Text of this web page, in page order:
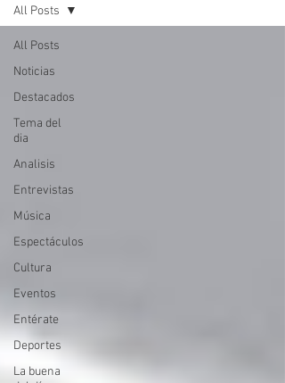
All Posts
Noticias
Destacados
Tema del
dia
Analisis
Entrevistas
Música
Espectáculos
Cultura
Eventos
Entérate
Deportes
La buena
All Posts